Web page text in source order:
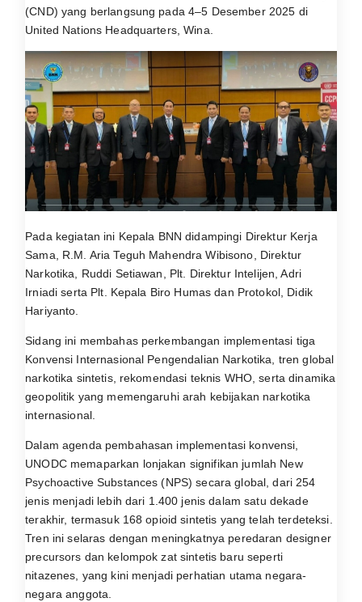
(CND) yang berlangsung pada 4–5 Desember 2025 di
United Nations Headquarters, Wina.
Pada kegiatan ini Kepala BNN didampingi Direktur Kerja
Sama, R.M. Aria Teguh Mahendra Wibisono, Direktur
Narkotika, Ruddi Setiawan, Plt. Direktur Intelijen, Adri
Irniadi serta Plt. Kepala Biro Humas dan Protokol, Didik
Hariyanto.
Sidang ini membahas perkembangan implementasi tiga
Konvensi Internasional Pengendalian Narkotika, tren global
narkotika sintetis, rekomendasi teknis WHO, serta dinamika
geopolitik yang memengaruhi arah kebijakan narkotika
internasional.
Dalam agenda pembahasan implementasi konvensi,
UNODC memaparkan lonjakan signifikan jumlah New
Psychoactive Substances (NPS) secara global, dari 254
jenis menjadi lebih dari 1.400 jenis dalam satu dekade
terakhir, termasuk 168 opioid sintetis yang telah terdeteksi.
Tren ini selaras dengan meningkatnya peredaran designer
precursors dan kelompok zat sintetis baru seperti
nitazenes, yang kini menjadi perhatian utama negara-
negara anggota.